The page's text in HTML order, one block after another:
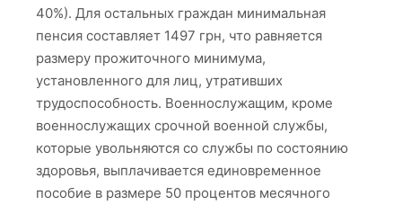
40%). Для остальных граждан минимальная
пенсия составляет 1497 грн, что равняется
размеру прожиточного минимума,
установленного для лиц, утративших
трудоспособность. Военнослужащим, кроме
военнослужащих срочной военной службы,
которые увольняются со службы по состоянию
здоровья, выплачивается единовременное
пособие в размере 50 процентов месячного